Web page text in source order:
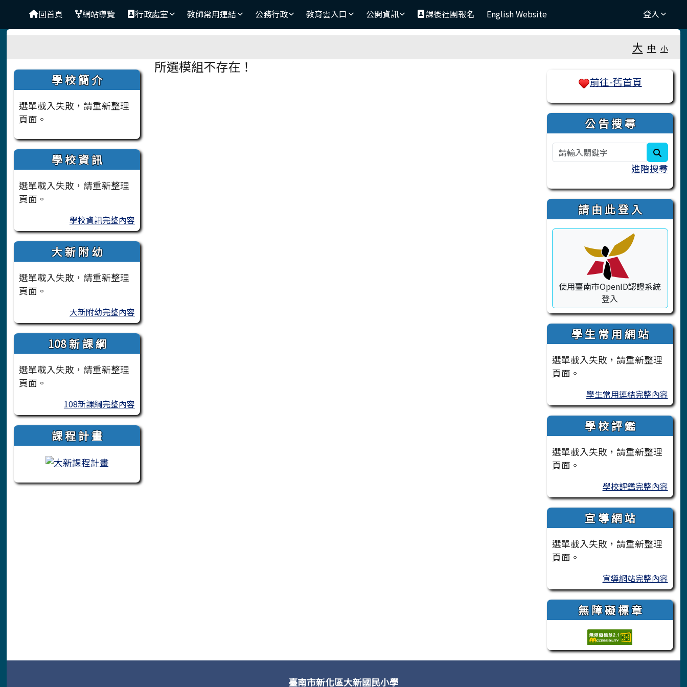
臺南市大新國小
導覽列回首頁 網站導覽 行政處室 教師常用連結 公務行政 教育雲入口 公開資訊 課後社團報名 English Website 登入
大 中 小
左邊區域內容
學 校 簡 介
選單載入失敗，請重新整理
頁面。
學 校 資 訊
選單載入失敗，請重新整理
頁面。
學校資訊完整內容
大 新 附 幼
選單載入失敗，請重新整理
頁面。
大新附幼完整內容
108 新 課 綱
選單載入失敗，請重新整理
頁面。
108新課綱完整內容
課 程 計 畫
主內容區域
所選模組不存在！
右邊區域內容
前往-舊首頁
公 告 搜 尋
進階搜尋
請 由 此 登 入
使用臺南市OpenID認證系統
登入
學 生 常 用 網 站
選單載入失敗，請重新整理
頁面。
學生常用連結完整內容
學 校 評 鑑
選單載入失敗，請重新整理
頁面。
學校評鑑完整內容
宣 導 網 站
選單載入失敗，請重新整理
頁面。
宣導網站完整內容
無 障 礙 標 章
頁尾區域
臺南市新化區大新國民小學